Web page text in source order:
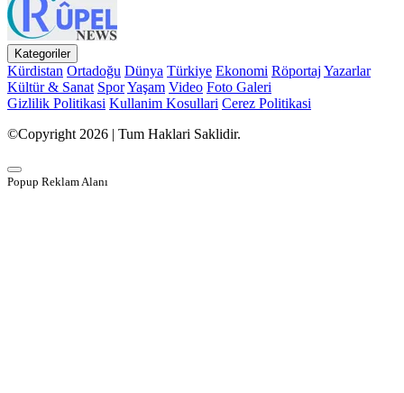
Kategoriler
Kürdistan Ortadoğu Dünya Türkiye Ekonomi Röportaj Yazarlar
Kültür & Sanat SporYaşam Video Foto Galeri
Gizlilik Politikasi Kullanim Kosullari Cerez Politikasi
©Copyright 2026 | Tum Haklari Saklidir.
Popup Reklam Alanı